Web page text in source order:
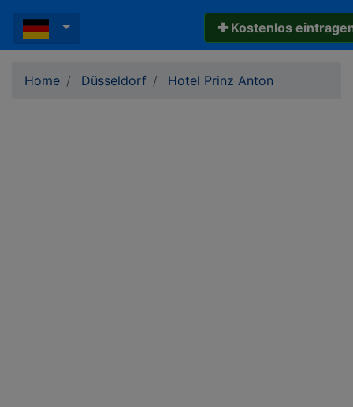
✚ Kostenlos
Home Düsseldorf Hotel Prinz Anton